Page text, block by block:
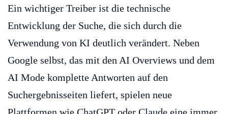
Ein wichtiger Treiber ist die technische
Entwicklung der Suche, die sich durch die
Verwendung von KI deutlich verändert. Neben
Google selbst, das mit den AI Overviews und dem
AI Mode komplette Antworten auf den
Suchergebnisseiten liefert, spielen neue